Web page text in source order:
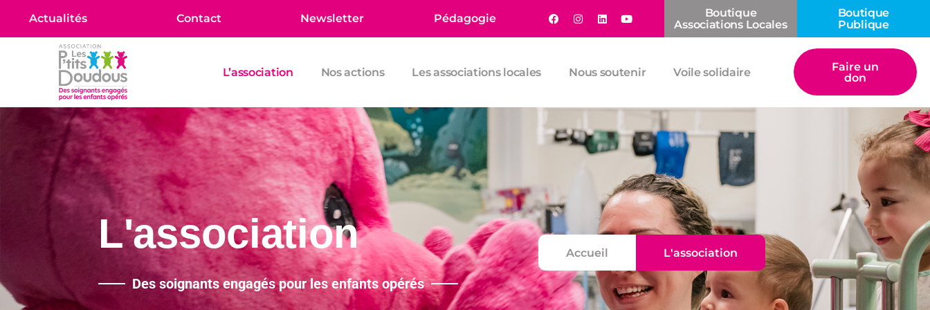
Actualités Contact Newsletter Pédagogie
Boutique
Associations Locales
Boutique
Publique
L’association Nos actions Les associations locales Nous soutenir Voile solidaire
Faire un
don
L'association
Des soignants engagés pour les enfants opérés
Accueil L'association